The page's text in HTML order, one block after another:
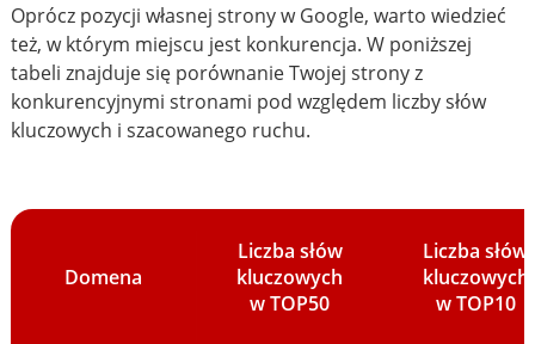
Oprócz pozycji własnej strony w Google, warto wiedzieć
też, w którym miejscu jest konkurencja. W poniższej
tabeli znajduje się porównanie Twojej strony z
konkurencyjnymi stronami pod względem liczby słów
kluczowych i szacowanego ruchu.
Domena
Liczba słów
kluczowych
w TOP50
Liczba słów
kluczowych
w TOP10